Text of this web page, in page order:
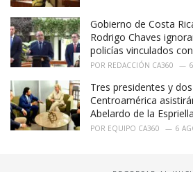
Gobierno de Costa
Rodrigo Chaves
policías vinculados
POR REDACCIÓN CA360
Tres presidentes y
Centroamérica
Abelardo de la
POR EQUIPO CA360 6